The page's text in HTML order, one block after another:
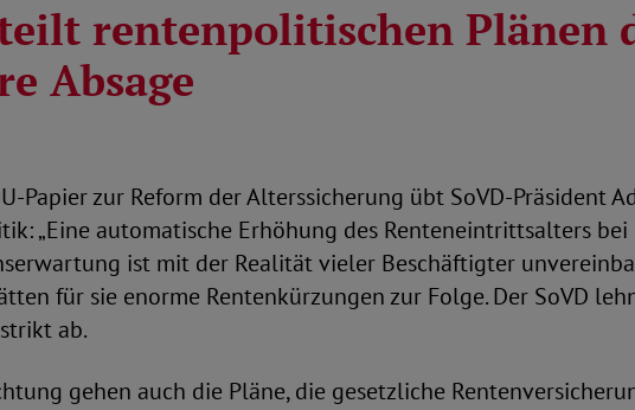
rentenpolitischen Plänen
Absage
Papier zur Reform der Alterssicherung übt SoVD-Präsident
„Eine automatische Erhöhung des Renteneintrittsalters bei
ist mit der Realität vieler Beschäftigter
für sie enorme Rentenkürzungen zur Folge. Der SoVD
ab.
gehen auch die Pläne, die gesetzliche